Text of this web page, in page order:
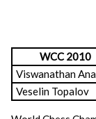
WCC 2010
Viswanathan
Veselin Topalov